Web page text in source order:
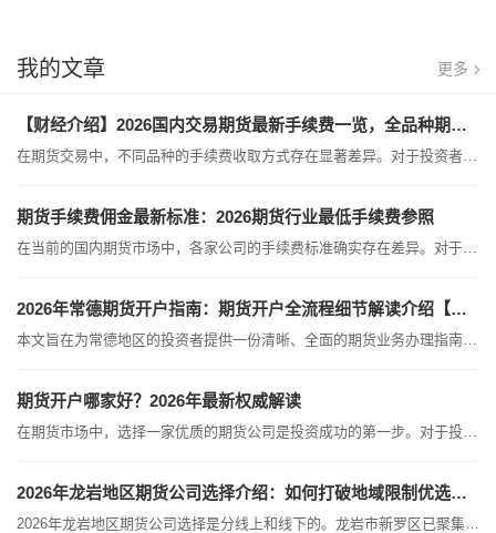
我的文章 更多
【财经介绍】2026国内交易期货最新手续费一览，全品种期货手续费明细介绍.8月
在期货交易中，不同品种的手续费收取方式存在显著差异。对于投资者而言，搞清楚这些费用的计算逻辑，是管理交易成本的关键。目前，期货手续费主要分为两种收取模式：固定值收取与比例值收取。一、 固定值收取模式：简单直观此类品种的手续费是按“手”固定收取的，无论期货价格如何波动，买卖一手的费用都是固定的。这种模式不需要复杂的计算，非常适合新手理解。以下为部分常见品种的固定手续费参照：交易品种收取方式手续费金额（元/手）计算特点玉米固定值1.2不随价格变动，交易1手即收1.2元。黄金固定值10价...
期货手续费佣金最新标准：2026期货行业最低手续费参照
在当前的国内期货市场中，各家公司的手续费标准确实存在差异。对于投资者而言，弄清楚手续费的形成机制，是降低交易成本的第一步。手续费的总成本由两部分组成：一是交易所收取的基础费用，这部分是全国统一的刚性成本；二是期货公司加收的佣金，这部分才是造成投资者成本差异的核心变量。一、 交易所基础费率参照表交易所的基础手续费是计算成本的基石，不同品种的费用标准各不相同。以下为部分品种的交易所基础费用参照：交易品种交易所基础手续费（参考值）交易品种交易所基础手续费（参考值）玉米1.2元/手白...
2026年常德期货开户指南：期货开户全流程细节解读介绍【避坑】
本文旨在为常德地区的投资者提供一份清晰、全面的期货业务办理指南。无论您偏好线下网点的面对面服务，还是青睐线上渠道的高效便捷，以下信息均能帮助您快速定位适合自己的服务方案。一、 常德本地服务网点现状为方便您直观了解本地服务资源，现将常德地区现有的期货营业部及具备中间介绍业务资格的证券网点信息汇总如...
期货开户哪家好？2026年最新权威解读
在期货市场中，选择一家优质的期货公司是投资成功的第一步。对于投资者而言，首推具备A类（含AA级）评级的头部公司，例如国泰君安期货，广发期货等。这类公司在股东背景、交易系统稳定性以及客户服务等维度具备极强的综合实力。对于普通交易者来说，在确保资金安全（受证监会严格监管）的前提下，在A类公司中选择一家能提供优惠费率和优质服务的平台，是最稳妥的方案。核心筛选维度：优质期货公司评选标准为了帮助投资者做出客观决策，我们将筛选优质期货公司的核心指标进行了梳理，具体如下：评估维度筛选标准与建议...
2026年龙岩地区期货公司选择介绍：如何打破地域限制优选正规期货公司（散户速览）
2026年龙岩地区期货公司选择是分线上和线下的。龙岩市新罗区已聚集了多家持牌期货经营网点，主要分布在龙岩金融商务中心周边。对于习惯现场办理业务的投资者，以下为您梳理了本地实体营业部的详细情况：一、 龙岩本地实体营业部名录兴业期货有限公司龙岩分公司地址位于福建省龙岩市新罗区华莲路138号A1A2幢1603室及1604室。业务范围覆盖商品期货经纪、金融期货经纪及基金销售。鑫鼎盛期货有限公司龙岩营业部位于新罗区华莲路金融中心A5幢5楼511-2，提供商品及金融期货经纪服务。金友期货经纪有...